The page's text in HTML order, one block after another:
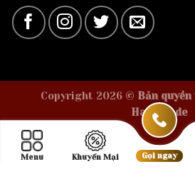
Copyright 2026 © Bản quyền
Handmade
Menu Khuyến Mại Gọi ngay